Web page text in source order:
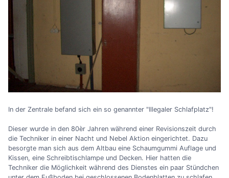
In der Zentrale befand sich ein so genannter "Illegaler Schlafplatz"!
Dieser wurde in den 80èr Jahren während einer Revisionszeit durch
die Techniker in einer Nacht und Nebel Aktion eingerichtet. Dazu
besorgte man sich aus dem Altbau eine Schaumgummi Auflage und
Kissen, eine Schreibtischlampe und Decken. Hier hatten die
Techniker die Möglichkeit während des Dienstes ein paar Stündchen